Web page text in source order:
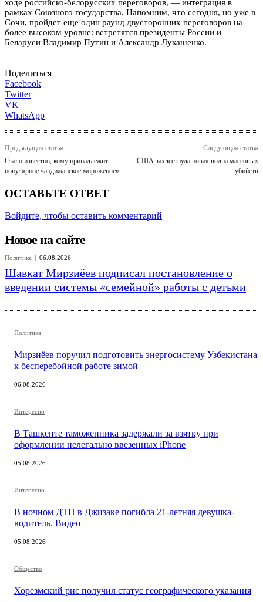
ходе российско-белорусских переговоров, — интеграция в
рамках Союзного государства. Напомним, что сегодня, но уже в
Сочи, пройдет еще один раунд двусторонних переговоров на
более высоком уровне: встретятся президенты России и
Беларуси Владимир Путин и Александр Лукашенко.
Поделиться
Facebook
Twitter
VK
WhatsApp
Предыдущая статья
Стало известно, кому принадлежит
популярное «андижанское мороженое»
Следующая статья
США захлестнула новая волна массовых
убийств
ОСТАВЬТЕ ОТВЕТ
Войдите, чтобы оставить комментарий
Новое на сайте
Политика 06.08.2026
Шавкат Мирзиёев подписал постановление о
введении системы «семейной» работы с детьми
Политика
Мирзиёев поручил подготовить энергосистему Узбекистана
к бесперебойной работе зимой
06.08.2026
Интересно
В Ташкенте таможенника задержали за взятку при
оформлении нелегально ввезенных iPhone
05.08.2026
Интересно
В ночном ДТП в Джизаке погибла 21-летняя девушка-
водитель. Видео
05.08.2026
Общество
Хорезмский рис получил статус географического указания